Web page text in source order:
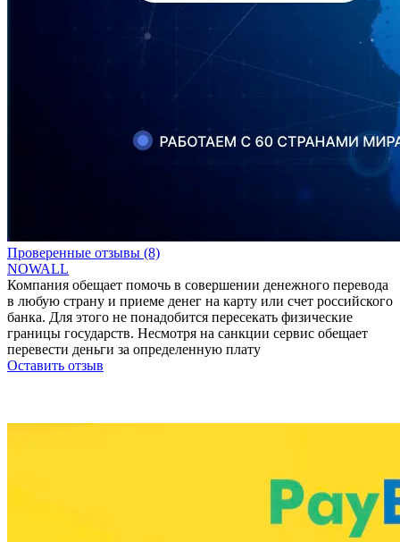
Проверенные отзывы (8)
NOWALL
Компания обещает помочь в совершении денежного перевода
в любую страну и приеме денег на карту или счет российского
банка. Для этого не понадобится пересекать физические
границы государств. Несмотря на санкции сервис обещает
перевести деньги за определенную плату
Оставить отзыв